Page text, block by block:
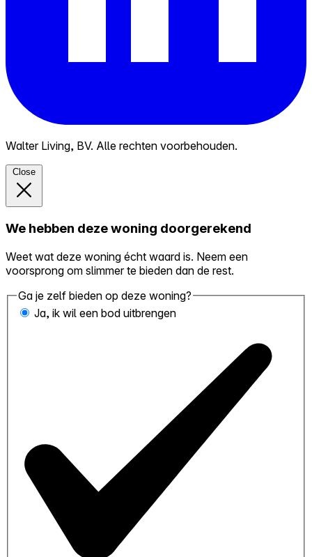
Walter Living, BV. Alle rechten voorbehouden.
Close
We hebben deze woning doorgerekend
Weet wat deze woning écht waard is. Neem een
voorsprong om slimmer te bieden dan de rest.
Ga je zelf bieden op deze woning?
Ja, ik wil een bod uitbrengen